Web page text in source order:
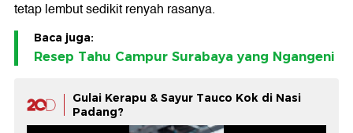
tetap lembut sedikit renyah rasanya.
Baca juga:
Resep Tahu Campur Surabaya yang Ngangeni
Gulai Kerapu & Sayur Tauco Kok di Nasi
Padang?